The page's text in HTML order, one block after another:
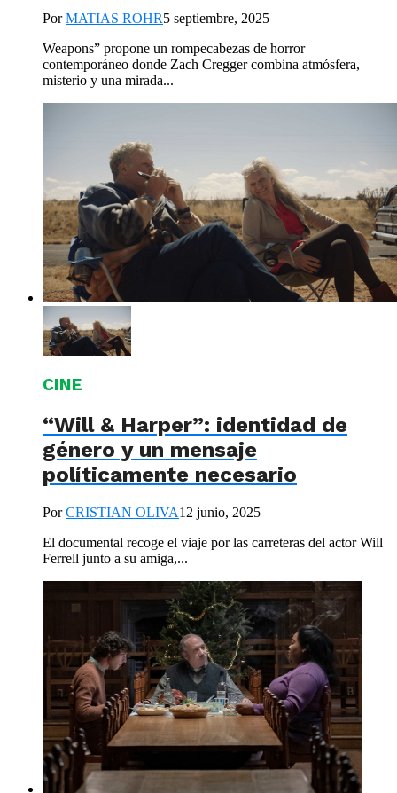
PorMATIAS ROHR5 septiembre, 2025
Weapons” propone un rompecabezas de horror
contemporáneo donde Zach Cregger combina atmósfera,
misterio y una mirada...
CINE
“Will & Harper”: identidad de
género y un mensaje
políticamente necesario
PorCRISTIAN OLIVA12 junio, 2025
El documental recoge el viaje por las carreteras del actor Will
Ferrell junto a su amiga,...